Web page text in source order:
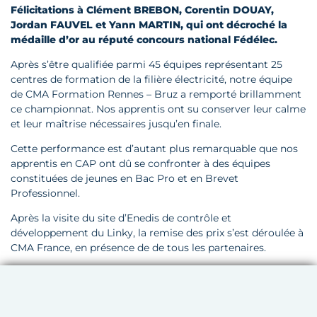
Félicitations à Clément BREBON, Corentin DOUAY,
Jordan FAUVEL et Yann MARTIN, qui ont décroché la
médaille d’or au réputé concours national Fédélec.
Après s’être qualifiée parmi 45 équipes représentant 25
centres de formation de la filière électricité, notre équipe
de CMA Formation Rennes – Bruz a remporté brillamment
ce championnat. Nos apprentis ont su conserver leur calme
et leur maîtrise nécessaires jusqu’en finale.
Cette performance est d’autant plus remarquable que nos
apprentis en CAP ont dû se confronter à des équipes
constituées de jeunes en Bac Pro et en Brevet
Professionnel.
Après la visite du site d’Enedis de contrôle et
développement du Linky, la remise des prix s’est déroulée à
CMA France, en présence de de tous les partenaires.